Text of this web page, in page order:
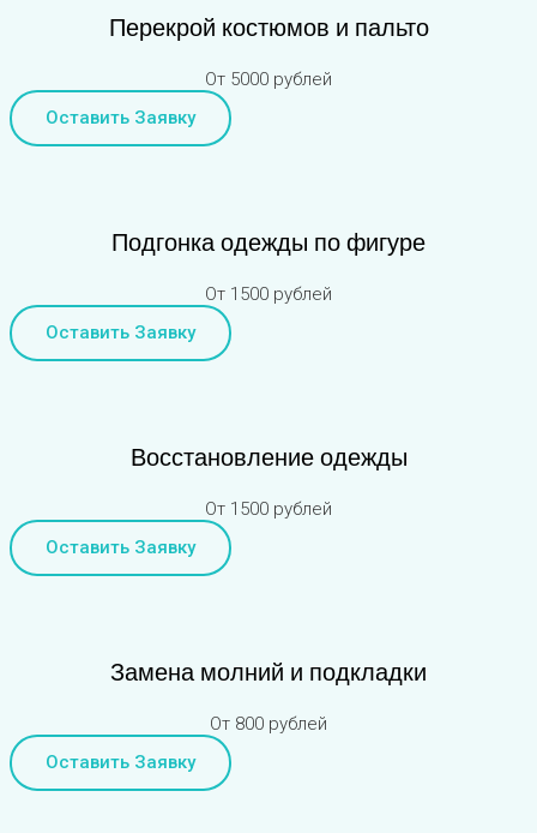
Перекрой костюмов и пальто
От 5000 рублей
Оставить Заявку
Подгонка одежды по фигуре
От 1500 рублей
Оставить Заявку
Восстановление одежды
От 1500 рублей
Оставить Заявку
Замена молний и подкладки
От 800 рублей
Оставить Заявку